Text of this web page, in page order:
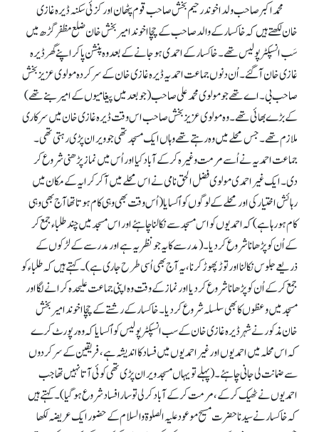
محمد اکبر صاحب ولد اخوند رحیم بخش صاحب قوم پٹھان اور کزئی سکنہ ڈیرہ غازی
خان لکھتے ہیں کہ خاکسار کے والد صاحب کے چچا اخوند امیر بخش خان ضلع مظفر گڑھ میں
سَب انسپکٹر پولیس تھے۔ خاکسار کے احمدی ہو جانے کے بعد وہ پنشن پا کر اپنے گھر ڈیرہ
غازی خان آ گئے۔ اُن دنوں جماعت احمدیہ ڈیرہ غازی خان کے سرکردہ مولوی عزیز بخش
صاحب بی۔ اے تھے جو مولوی محمد علی صاحب (جوبعد میں پیغامیوں کے امیر بنے تھے)
کے بڑے بھائی تھے۔ وہ مولوی عزیز بخش صاحب اس وقت ڈیرہ غازی خان میں سرکاری
ملازم تھے۔ جس محلے میں وہ رہتے تھے وہاں ایک مسجد تھی جو ویران پڑی رہتی تھی۔
جماعت احمدیہ نے اُسے مرمت وغیرہ کر کے آباد کیا اور اُس میں نماز پڑھنی شروع کر
دی۔ ایک غیر احمدی مولوی فضل الحق نامی نے اس محلے میں آ کر کرایہ کے مکان میں
رہائش اختیار کی اور محلے کے لوگوں کو اُکسایا(اُس وقت بھی وہی کام ہوتا تھا آج بھی وہی
کام ہورہا ہے) کہ احمدیوں کو اس مسجد سے نکالنا چاہئے اور اس مسجد میں چند طلباء جمع کر
کے اُن کو پڑھانا شروع کر دیا۔ (مدرسے کایہ جو نظریہ ہے اور مدرسے کے لڑکوں کے
ذریعے جلوس نکالنا اور توڑ پھوڑ کرنا، یہ آج بھی اُسی طرح جاری ہے)۔ کہتے ہیں کہ طلباء کو
جمع کر کے اُن کو پڑھانا شروع کر دیا اور نماز کے وقت وہ اپنی جماعت علیحدہ کرانے لگا اور
مسجد میں وعظوں کا بھی سلسلہ شروع کر دیا۔ خاکسار کے رشتے کے چچا اخوند امیر بخش
خان مذکور نے شہر ڈیرہ غازی خان کے سب انسپکٹر پولیس کو اُکسایا کہ وہ رپورٹ کرے
کہ اس محلہ میں احمدیوں اور غیر احمدیوں میں فساد کا اندیشہ ہے، فریقین کے سرکردوں
سے ضمانت لی جانی چاہئے۔ (پہلے تو یہاں مسجد ویران پڑی تھی کوئی آتا نہیں تھاجب
احمدیوں نے ٹھیک کر کے، مرمت کر کے آباد کرلی تو سارا فساد شروع ہو گیا)۔ کہتے ہیں
کہ خاکسار نے سیدنا حضرت مسیح موعود علیہ الصلوۃ والسلام کے حضور ایک عریضہ لکھا